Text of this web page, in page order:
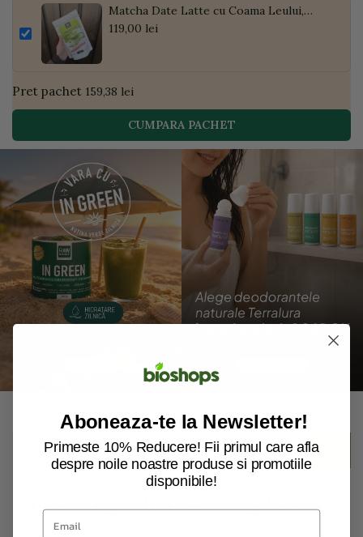
Matcha Date Latte cu Coama Leului,
Pudră de Curmale și Ghimbir, ECO, 300g
119,00 lei
Pret pachet 159,38 lei
CUMPARA PACHET
Descriere
Hrean pudra bio 45g Cook
-fara gluten-
Aboneaza-te la Newsletter!
Primeste 10% Reducere! Fii primul care afla
despre noile noastre produse si promotiile
disponibile!